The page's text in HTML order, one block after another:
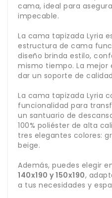
cama, ideal para
impecable.
La cama tapizada Lyria
estructura de cama
diseño brinda estilo,
mismo tiempo. La
dar un soporte de
La cama tapizada Lyria
funcionalidad para
un santuario de
100% poliéster de alta
tres elegantes colores:
beige.
Además, puedes elegir
140x190 y 150x190,
a tus necesidades y